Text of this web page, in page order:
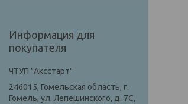
Информация для
покупателя
ЧТУП "Аксстарт"
246015, Гомельская область, г.
Гомель, ул. Лепешинского, д. 7С,